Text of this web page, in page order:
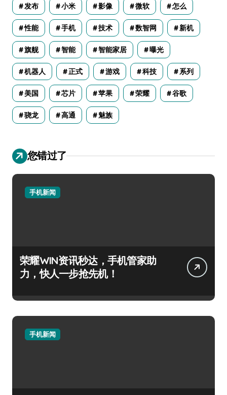
发布 小米 影像 微软 怎么
性能 手机 技术 数智网 新机
旗舰 智能 智能家居 曝光
机器人 正式 游戏 科技 系列
美国 芯片 苹果 荣耀 谷歌
骁龙 高通 魅族
您错过了
手机新闻
荣耀WIN资讯秒达，手机管家助
力，快人一步抢先机！
手机新闻